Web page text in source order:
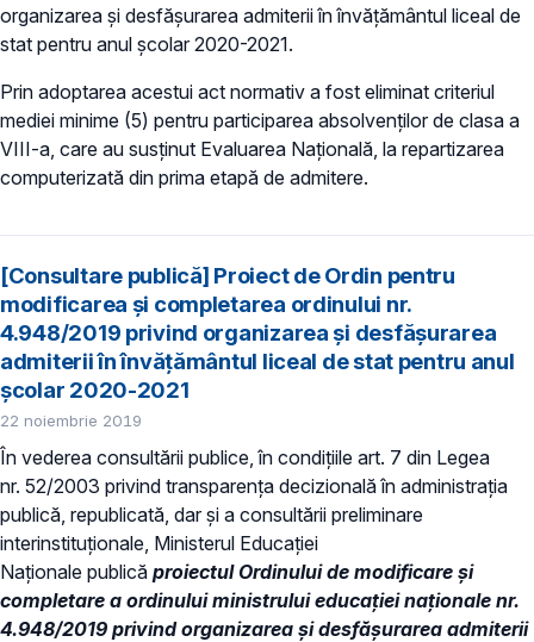
organizarea şi desfăşurarea admiterii în învăţământul liceal de
stat pentru anul şcolar 2020-2021.
Prin adoptarea acestui act normativ a fost eliminat criteriul
mediei minime (5) pentru participarea absolvenților de clasa a
VIII-a, care au susținut Evaluarea Națională, la repartizarea
computerizată din prima etapă de admitere.
[Consultare publică] Proiect de Ordin pentru
modificarea și completarea ordinului nr.
4.948/2019 privind organizarea şi desfăşurarea
admiterii în învăţământul liceal de stat pentru anul
şcolar 2020-2021
22 noiembrie 2019
În vederea consultării publice, în condiţiile art. 7 din Legea
nr. 52/2003 privind transparenţa decizională în administraţia
publică, republicată, dar și a consultării preliminare
interinstituționale, Ministerul Educaţiei
Naţionale publică proiectul Ordinului de modificare și
completare a ordinului ministrului educaţiei naționale nr.
4.948/2019 privind organizarea şi desfăşurarea admiterii